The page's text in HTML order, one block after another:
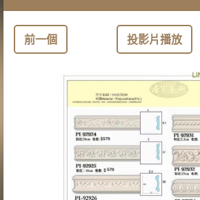
前一個 投影片播放